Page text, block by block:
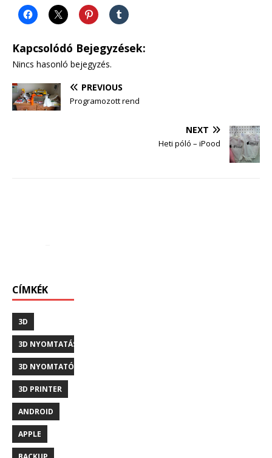
Kapcsolódó Bejegyzések:
Nincs hasonló bejegyzés.
PREVIOUS
Programozott rend
NEXT
Heti póló – iPood
CÍMKÉK
3D
3D NYOMTATÁS
3D NYOMTATÓ
3D PRINTER
ANDROID
APPLE